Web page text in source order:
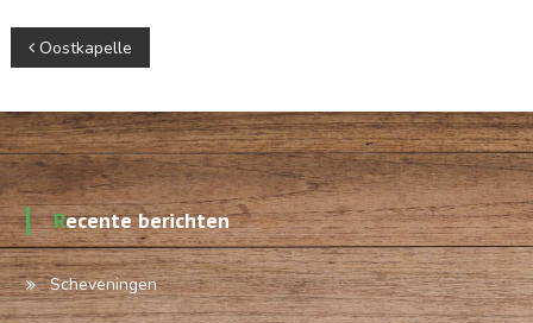
Berichtnavigatie
Oostkapelle
Recente berichten
Scheveningen